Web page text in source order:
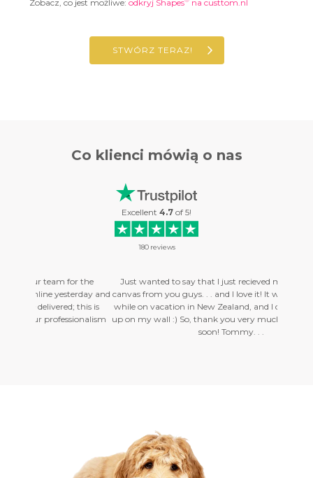
Zobacz, co jest możliwe: odkryj Shapes na custtom.nl
STWÓRZ TERAZ!
Co klienci mówią o nas
Excellent 4.7 of 5!
180 reviews
and
Just wanted to say that I just recieved my first photo on
canvas from you guys. . . and I love it! It was a picture I took
while on vacation in New Zealand, and I can't wait to get it
up on my wall :) So, thank you very much, I will order more